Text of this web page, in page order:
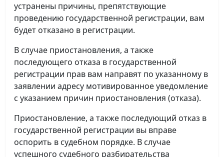
устранены причины, препятствующие
проведению государственной регистрации, вам
будет отказано в регистрации.
В случае приостановления, а также
последующего отказа в государственной
регистрации прав вам направят по указанному в
заявлении адресу мотивированное уведомление
с указанием причин приостановления (отказа).
Приостановление, а также последующий отказ в
государственной регистрации вы вправе
оспорить в судебном порядке. В случае
успешного судебного разбирательства